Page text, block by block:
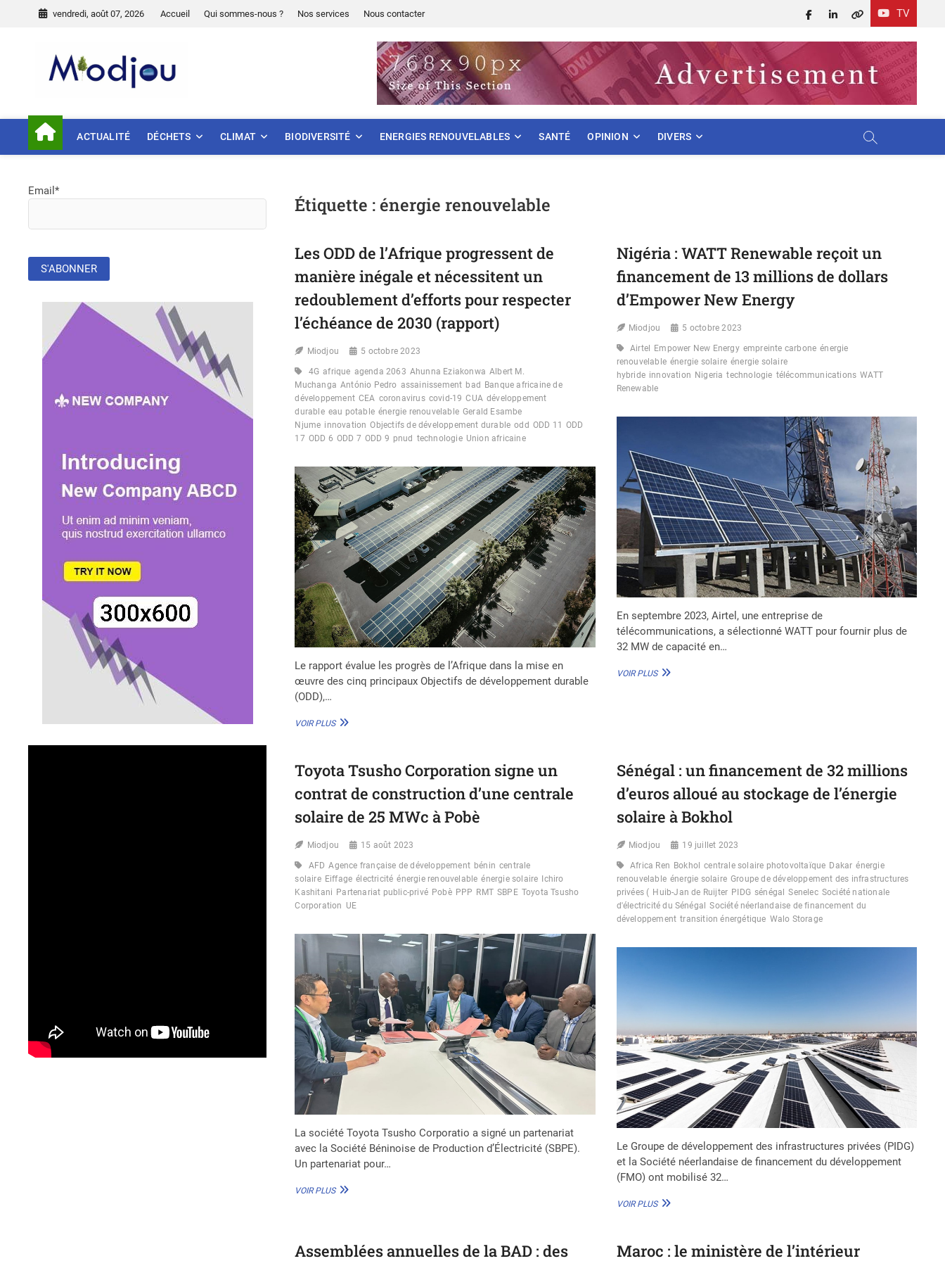
vendredi, août 07, 2026 Accueil Qui sommes-nous ? Nos services Nous contacter TV
Facebook
LinkedIn
X
ACTUALITÉ DÉCHETS CLIMAT BIODIVERSITÉ ENERGIES RENOUVELABLES SANTÉ OPINION DIVERS
Étiquette :énergie renouvelable
Les ODD de l’Afrique progressent de
manière inégale et nécessitent un
redoublement d’efforts pour respecter
l’échéance de 2030 (rapport)
Miodjou 5 octobre 2023
4G afrique agenda 2063 Ahunna Eziakonwa Albert M.
Muchanga António Pedro assainissement bad
Banque africaine de
développement CEA coronavirus covid-19 CUA développement
durable eau potable énergie renouvelable Gerald Esambe
Njume innovation Objectifs de développement durable odd ODD 11
ODD
17 ODD 6 ODD 7 ODD 9 pnud technologie Union africaine
Le rapport évalue les progrès de l’Afrique dans la mise en
œuvre des cinq principaux Objectifs de développement durable
(ODD),…
VOIR PLUSLES
PROGRESSENT
MANIÈRE
INÉGALE
ET
UN
REDOUBLEMENT
D’EFFORTS
POUR
RESPECTER
L’ÉCHÉANCE
2030
(RAPPORT)
Nigéria : WATT Renewable reçoit un
financement de 13 millions de dollars
d’Empower New Energy
Miodjou 5 octobre 2023
Airtel Empower New Energy empreinte carbone énergie
renouvelable énergie solaire énergie solaire
hybride innovation Nigeria technologie télécommunications WATT
Renewable
En septembre 2023, Airtel, une entreprise de
télécommunications, a sélectionné WATT pour fournir plus de
32 MW de capacité en…
VOIR PLUSNIGÉRIA
13
DE
DOLLARS
D’EMPOWER
ENERGY
Toyota Tsusho Corporation signe un
contrat de construction d’une centrale
solaire de 25 MWc à Pobè
Miodjou 15 août 2023
AFD Agence française de développement bénin centrale
solaire Eiffage électricité énergie renouvelable énergie solaire
Ichiro
Kashitani Partenariat public-privé Pobè PPP RMT SBPE Toyota Tsusho
Corporation UE
La société Toyota Tsusho Corporatio a signé un partenariat
avec la Société Béninoise de Production d’Électricité (SBPE).
Un partenariat pour…
VOIR PLUSTOYOTA
CONTRAT
Sénégal : un financement de 32 millions
d’euros alloué au stockage de l’énergie
solaire à Bokhol
Miodjou 19 juillet 2023
Africa Ren Bokhol centrale solaire photovoltaïque Dakar énergie
renouvelable énergie solaire Groupe de développement des infrastructures
privées ( Huib-Jan de Ruijter PIDG sénégal Senelec Société nationale
d'électricité du Sénégal
Société néerlandaise de financement du
développement transition énergétique Walo Storage
Le Groupe de développement des infrastructures privées (PIDG)
et la Société néerlandaise de financement du développement
(FMO) ont mobilisé 32…
VOIR PLUSSÉNÉGAL
DE
Assemblées annuelles de la BAD : des
Maroc : le ministère de l’intérieur
Email*